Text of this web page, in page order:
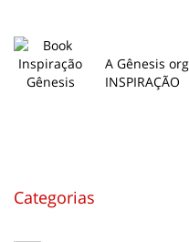
A Gênesis
INSPIRAÇÃO
Categorias